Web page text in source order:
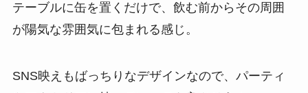
テーブルに缶を置くだけで、飲む前からその周囲
が陽気な雰囲気に包まれる感じ。
SNS映えもばっちりなデザインなので、パーティ